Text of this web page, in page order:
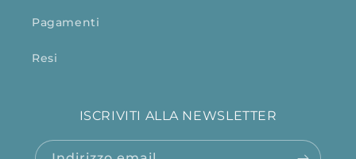
Pagamenti
Resi
ISCRIVITI ALLA NEWSLETTER